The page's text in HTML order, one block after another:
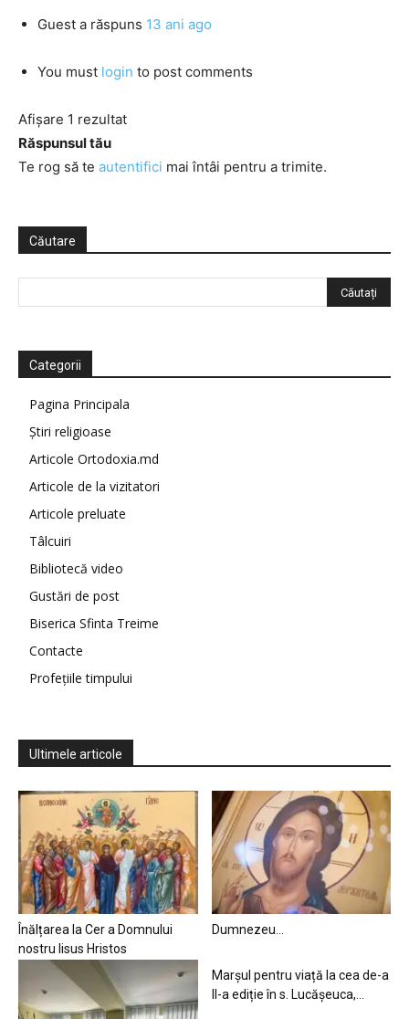
Guest a răspuns 13 ani ago
You must login to post comments
Afișare 1 rezultat
Răspunsul tău
Te rog să te autentifici mai întâi pentru a trimite.
Căutare
Categorii
Pagina Principala
Știri religioase
Articole Ortodoxia.md
Articole de la vizitatori
Articole preluate
Tâlcuiri
Bibliotecă video
Gustări de post
Biserica Sfinta Treime
Contacte
Profețiile timpului
Ultimele articole
Înălțarea la Cer a Domnului
nostru Iisus Hristos
Dumnezeu…
Marșul pentru viață la cea de-a
II-a ediție în s. Lucășeuca,...